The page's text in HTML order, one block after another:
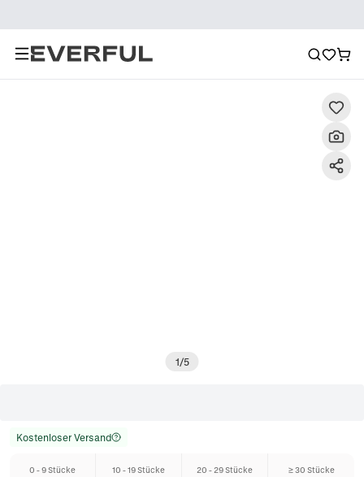
1/5
Kostenloser Versand
0 - 9 Stücke 10 - 19 Stücke 20 - 29 Stücke ≥ 30 Stücke